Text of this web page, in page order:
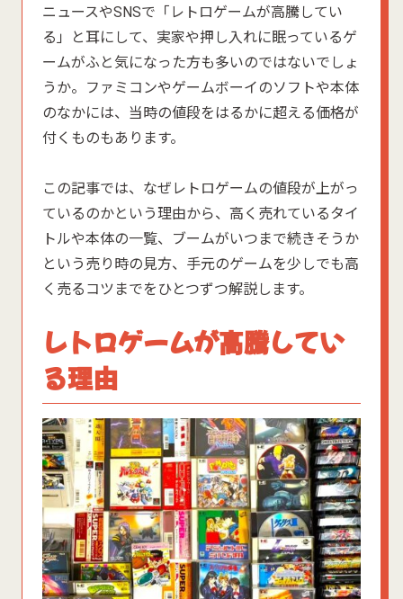
ニュースやSNSで「レトロゲームが高騰してい
る」と耳にして、実家や押し入れに眠っているゲ
ームがふと気になった方も多いのではないでしょ
うか。ファミコンやゲームボーイのソフトや本体
のなかには、当時の値段をはるかに超える価格が
付くものもあります。
この記事では、なぜレトロゲームの値段が上がっ
ているのかという理由から、高く売れているタイ
トルや本体の一覧、ブームがいつまで続きそうか
という売り時の見方、手元のゲームを少しでも高
く売るコツまでをひとつずつ解説します。
レトロゲームが高騰してい
る理由